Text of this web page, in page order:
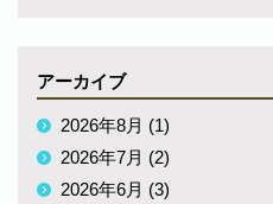
アーカイブ
2026年8月 (1)
2026年7月 (2)
2026年6月 (3)